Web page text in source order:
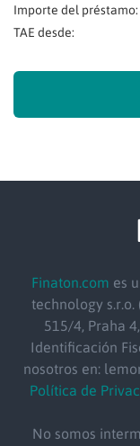
Importe del préstamo:
TAE desde:
Finaton.com es
technology
515/4, Praha
Identificación
nosotros en:
Política de
No somos